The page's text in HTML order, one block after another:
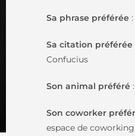
Sa phrase préférée
Sa citation préférée
Confucius
Son animal préféré
Son coworker
espace de coworking